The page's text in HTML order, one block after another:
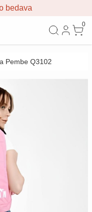
bedava
0
Pembe Q3102